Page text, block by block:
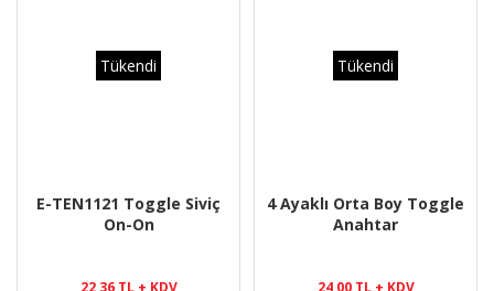
Tükendi
E-TEN1121 Toggle Siviç
On-On
22,36 TL + KDV
Tükendi
4 Ayaklı Orta Boy Toggle
Anahtar
24,00 TL + KDV